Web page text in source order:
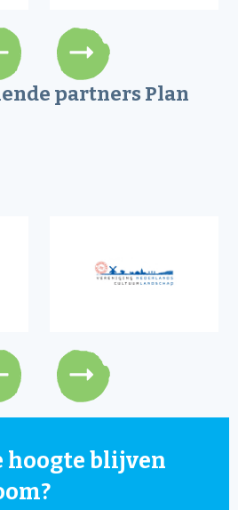
partners Plan
hoogte blijven